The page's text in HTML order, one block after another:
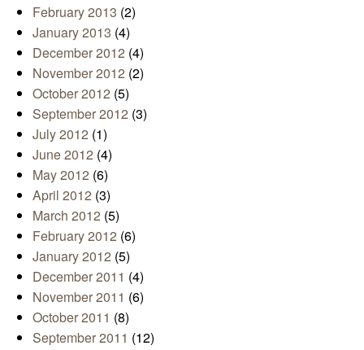
February 2013 (2)
January 2013 (4)
December 2012 (4)
November 2012 (2)
October 2012 (5)
September 2012 (3)
July 2012 (1)
June 2012 (4)
May 2012 (6)
April 2012 (3)
March 2012 (5)
February 2012 (6)
January 2012 (5)
December 2011 (4)
November 2011 (6)
October 2011 (8)
September 2011 (12)